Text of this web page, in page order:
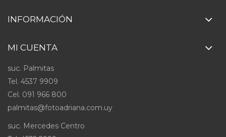
INFORMACIÓN
MI CUENTA
suc. Palmitas
Tel. 4537 9909
Cel. 091 966 800
palmitas@fotoadriana.com.uy
suc. Mercedes Centro